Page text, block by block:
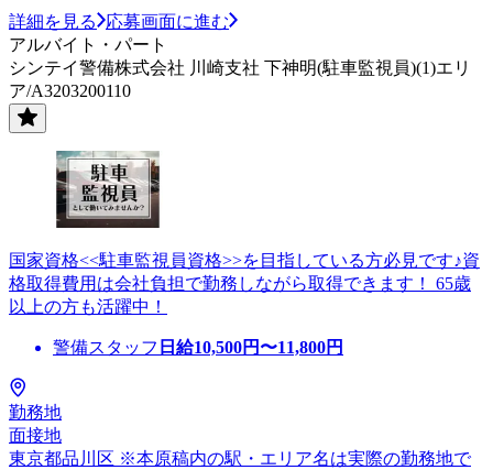
詳細を見る
応募画面に進む
アルバイト・パート
シンテイ警備株式会社 川崎支社 下神明(駐車監視員)(1)エリ
ア/A3203200110
国家資格<<駐車監視員資格>>を目指している方必見です♪資
格取得費用は会社負担で勤務しながら取得できます！ 65歳
以上の方も活躍中！
警備スタッフ 日給10,500円〜11,800円
勤務地
面接地
東京都品川区 ※本原稿内の駅・エリア名は実際の勤務地で